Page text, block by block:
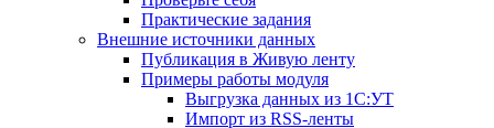
Практические задания
Внешние источники данных
Публикация в Живую ленту
Примеры работы модуля
Выгрузка данных из 1С:УТ
Импорт из RSS-ленты